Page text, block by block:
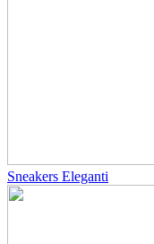
Sneakers Eleganti